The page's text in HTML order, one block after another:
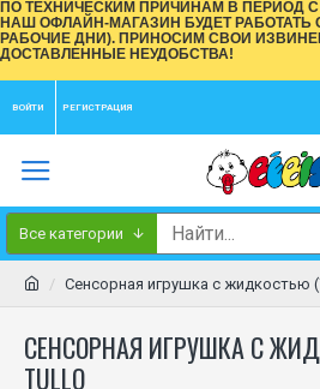
ПО ТЕХНИЧЕСКИМ ПРИЧИНАМ В ПЕРИОД С
НАШ ОФЛАЙН-МАГАЗИН БУДЕТ РАБОТАТЬ С
РАБОЧИЕ ДНИ). ПРИНОСИМ СВОИ
ДОСТАВЛЕННЫЕ НЕУДОБСТВА!
ВОЙТИ РЕГИСТРАЦИЯ
Все категории
Сенсорная игрушка с жидкостью
СЕНСОРНАЯ ИГРУШКА С
TULLO